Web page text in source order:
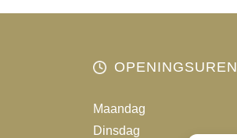
OPENINGSUREN
Maandag
Dinsdag